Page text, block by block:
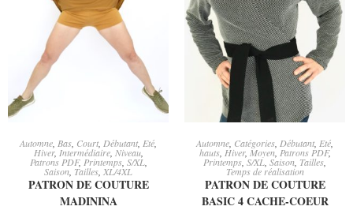
AJOUTER AU PANIER
Automne Bas Court Débutant Eté
Hiver, Intermédiaire, Niveau,
Patrons PDF, Printemps, S/XL,
Saison Tailles XL/4XL
PATRON DE COUTURE
MADININA
CHOIX DES OPTIONS
Automne Catégories Débutant Eté
hauts, Hiver, Moyen, Patrons PDF,
Printemps ,S/XL Saison Tailles
Temps de réalisation
PATRON DE COUTURE
BASIC 4 CACHE-COEUR